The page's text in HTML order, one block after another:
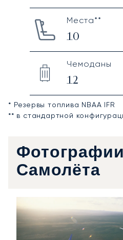
Места**
10
Чемоданы
12
* Резервы топлива NBAA IFR
** в стандартной
Фотографии
Самолёта